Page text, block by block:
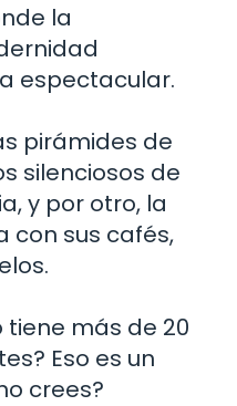
la
espectacular.
pirámides de
silenciosos de
y por otro, la
con sus cafés,
tiene más de 20
Eso es un
crees?